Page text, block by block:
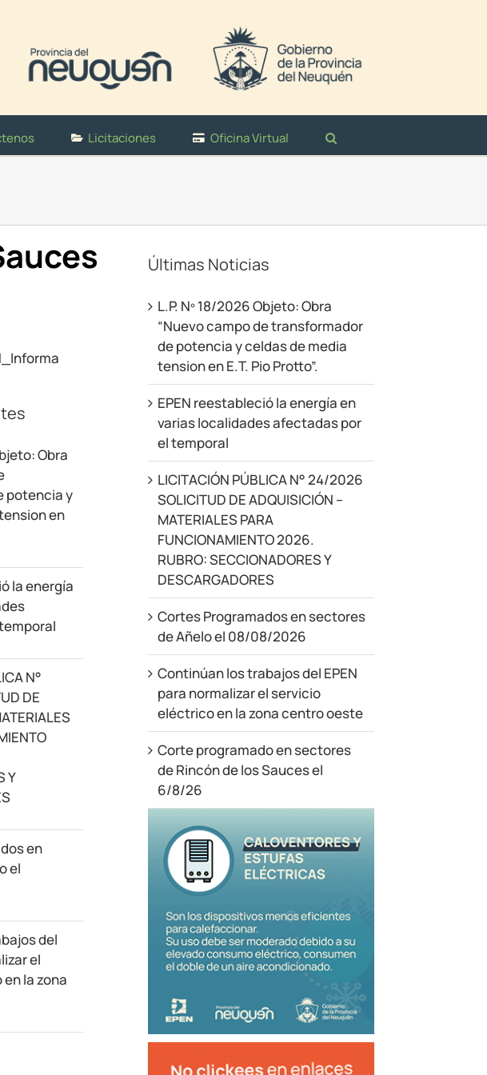
Licitaciones Oficina Virtual
Obra
potencia y
en
la energía
N°
DE
Y
en
el
del
el
la zona
Últimas Noticias
L.P. Nº 18/2026 Objeto: Obra
“Nuevo campo de transformador
de potencia y celdas de media
tension en E.T. Pio Protto”.
EPEN reestableció la energía en
varias localidades afectadas por
el temporal
LICITACIÓN PÚBLICA N° 24/2026
SOLICITUD DE ADQUISICIÓN –
MATERIALES PARA
FUNCIONAMIENTO 2026.
RUBRO: SECCIONADORES Y
DESCARGADORES
Cortes Programados en sectores
de Añelo el 08/08/2026
Continúan los trabajos del EPEN
para normalizar el servicio
eléctrico en la zona centro oeste
Corte programado en sectores
de Rincón de los Sauces el
6/8/26